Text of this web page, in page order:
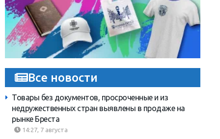
Все новости
Товары без документов, просроченные и из
недружественных стран выявлены в продаже на
рынке Бреста
14:27, 7 августа